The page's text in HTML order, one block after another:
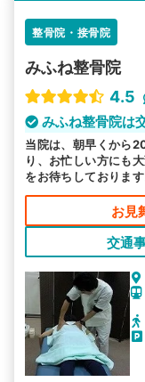
整骨院・接骨院
みふね整骨院
4.5
みふね整骨院は
当院は、朝早くから
り、お忙しい方にも
をお待ちしておりま
おります。ご不安な
備しておりますので
お見
交通